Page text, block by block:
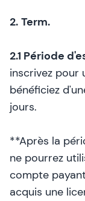
2. Term.
2.1 Période
inscrivez pour
bénéficiez
jours.
**Après la
ne pourrez
compte
acquis une